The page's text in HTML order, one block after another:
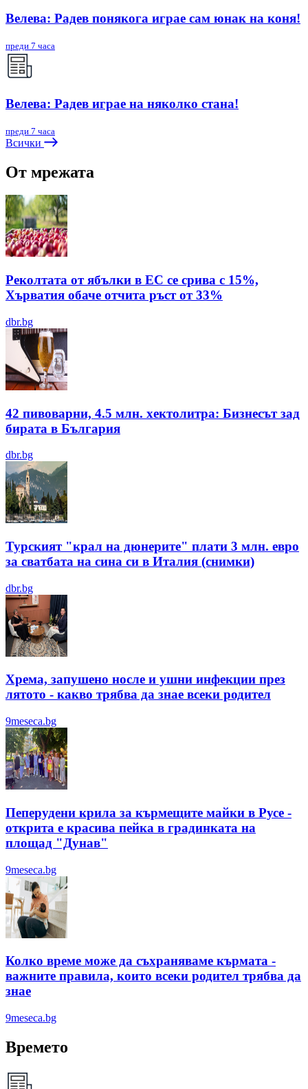
Велева: Радев понякога играе сам юнак на коня!
преди 7 часа
Велева: Радев играе на няколко стана!
преди 7 часа
Всички
От мрежата
Реколтата от ябълки в ЕС се срива с 15%,
Хърватия обаче отчита ръст от 33%
dbr.bg
42 пивоварни, 4.5 млн. хектолитра: Бизнесът зад
бирата в България
dbr.bg
Турският "крал на дюнерите" плати 3 млн. евро
за сватбата на сина си в Италия (снимки)
dbr.bg
Хрема, запушено носле и ушни инфекции през
лятотo - какво трябва да знае всеки родител
9meseca.bg
Пеперудени крила за кърмещите майки в Русе -
открита е красива пейка в градинката на
площад "Дунав"
9meseca.bg
Колко време може да съхраняваме кърмата -
важните правила, които всеки родител трябва да
знае
9meseca.bg
Времето